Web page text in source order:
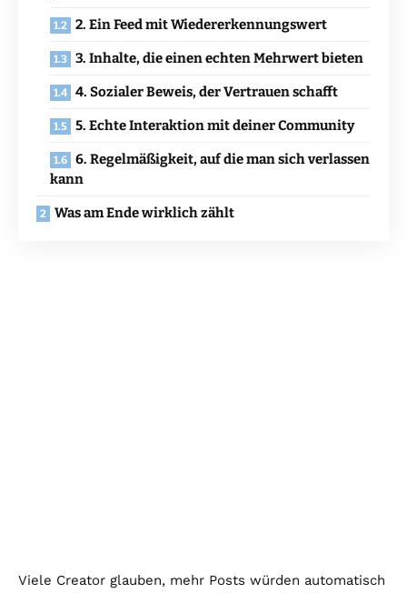
2. Ein Feed mit Wiedererkennungswert
3. Inhalte, die einen echten Mehrwert bieten
4. Sozialer Beweis, der Vertrauen schafft
5. Echte Interaktion mit deiner Community
6. Regelmäßigkeit, auf die man sich verlassen
kann
Was am Ende wirklich zählt
Viele Creator glauben, mehr Posts würden automatisch